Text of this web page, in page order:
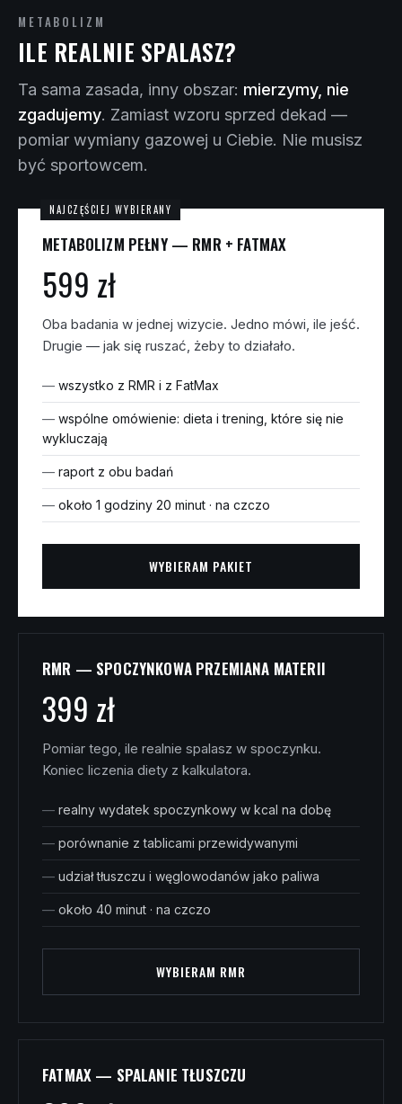
METABOLIZM
ILE REALNIE SPALASZ?
Ta sama zasada, inny obszar: mierzymy, nie
zgadujemy. Zamiast wzoru sprzed dekad —
pomiar wymiany gazowej u Ciebie. Nie musisz
być sportowcem.
RMR — SPOCZYNKOWA PRZEMIANA MATERII
399 zł
Pomiar tego, ile realnie spalasz w spoczynku.
Koniec liczenia diety z kalkulatora.
realny wydatek spoczynkowy w kcal na dobę
porównanie z tablicami przewidywanymi
udział tłuszczu i węglowodanów jako paliwa
około 40 minut · na czczo
WYBIERAM RMR
METABOLIZM PEŁNY — RMR + FATMAX
599 zł
Oba badania w jednej wizycie. Jedno mówi, ile jeść.
Drugie — jak się ruszać, żeby to działało.
wszystko z RMR i z FatMax
wspólne omówienie: dieta i trening, które się nie
wykluczają
raport z obu badań
około 1 godziny 20 minut · na czczo
WYBIERAM PAKIET
FATMAX — SPALANIE TŁUSZCZU